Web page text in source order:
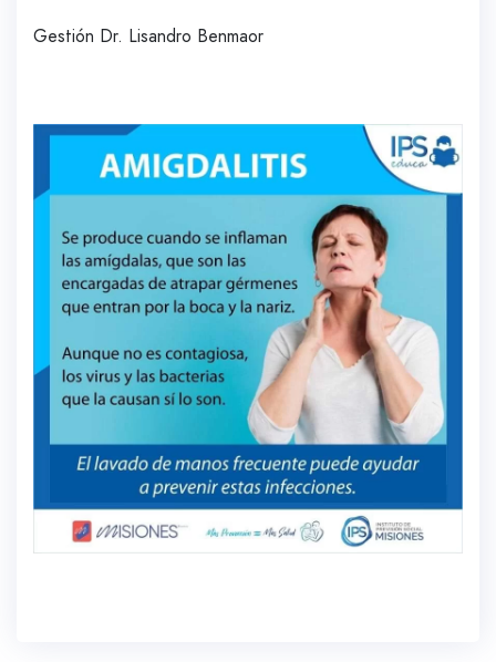
Gestión Dr. Lisandro Benmaor